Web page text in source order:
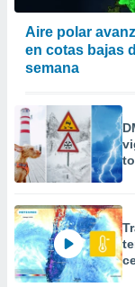
Aire polar
en cotas bajas
semana